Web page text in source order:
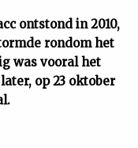
ontstond in 2010,
rondom het
was vooral het
op 23 oktober